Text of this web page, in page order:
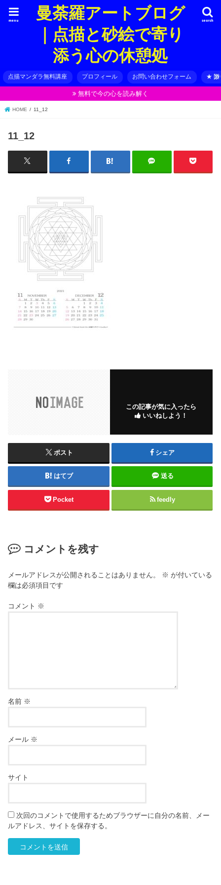
曼荼羅アートブログ
｜点描と砂絵で寄り
添う心の休憩処
search
menu
点描マンダラ無料講座 プロフィール お問い合わせフォーム ★ 贈
無料で今の心を読み解く
HOME 11_12
11_12
この記事が気に入ったら
いいねしよう！
ポスト シェア
はてブ 送る
Pocket feedly
コメントを残す
メールアドレスが公開されることはありません。 ※ が付いている
欄は必須項目です
コメント ※
名前 ※
メール ※
サイト
次回のコメントで使用するためブラウザーに自分の名前、メー
ルアドレス、サイトを保存する。